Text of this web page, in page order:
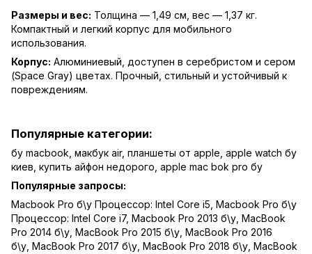
Размеры и вес: Толщина — 1,49 см, вес — 1,37 кг.
Компактный и легкий корпус для мобильного
использования.
Корпус: Алюминиевый, доступен в серебристом и сером
(Space Gray) цветах. Прочный, стильный и устойчивый к
повреждениям.
Популярные категории:
бу macbook макбук air, планшеты от apple apple watch бу
киев купить айфон недорого apple mac bok pro бу
Популярные запросы:
Macbook Pro б\у Процессор: Intel Core i5 Macbook Pro б\у
Процессор: Intel Core i7, Macbook Pro 2013 б\у MacBook
Pro 2014 б\у MacBook Pro 2015 б\у MacBook Pro 2016
б\у MacBook Pro 2017 б\у MacBook Pro 2018 б\у MacBook